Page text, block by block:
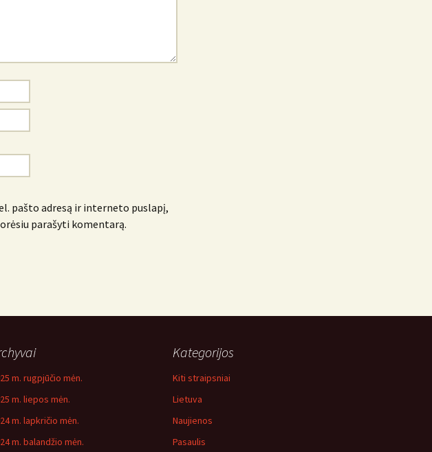
pašto adresą ir interneto puslapį,
parašyti komentarą.
m. rugpjūčio mėn.
m. liepos mėn.
m. lapkričio mėn.
m. balandžio mėn.
Kategorijos
Kiti straipsniai
Lietuva
Naujienos
Pasaulis